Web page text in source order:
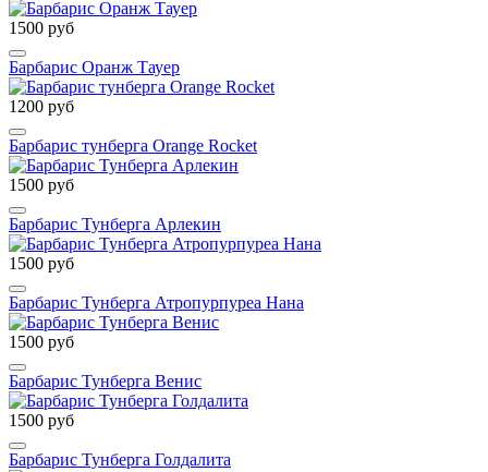
1500 руб
Барбарис Оранж Тауер
1200 руб
Барбарис тунберга Orange Rocket
1500 руб
Барбарис Тунберга Арлекин
1500 руб
Барбарис Тунберга Атропурпуреа Нана
1500 руб
Барбарис Тунберга Венис
1500 руб
Барбарис Тунберга Голдалита